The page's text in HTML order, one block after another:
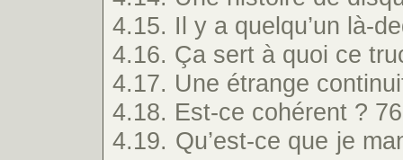
4.15. Il y a quelqu’un là-
4.16. Ça sert à quoi ce
4.17. Une étrange
4.18. Est-ce cohérent ? 76
4.19. Qu’est-ce que je